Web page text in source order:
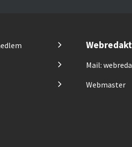
Mail:
Webmaster